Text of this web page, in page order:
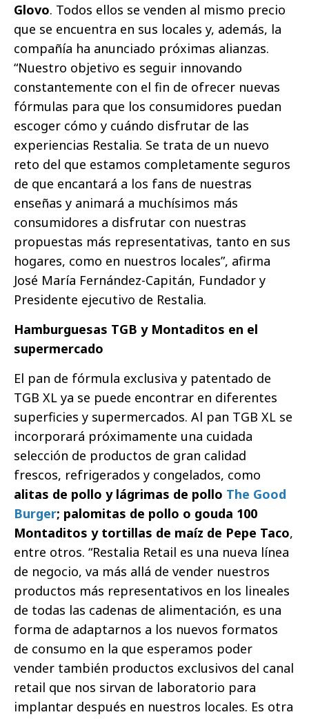
Glovo. Todos ellos se venden al mismo precio
que se encuentra en sus locales y, además, la
compañía ha anunciado próximas alianzas.
“Nuestro objetivo es seguir innovando
constantemente con el fin de ofrecer nuevas
fórmulas para que los consumidores puedan
escoger cómo y cuándo disfrutar de las
experiencias Restalia. Se trata de un nuevo
reto del que estamos completamente seguros
de que encantará a los fans de nuestras
enseñas y animará a muchísimos más
consumidores a disfrutar con nuestras
propuestas más representativas, tanto en sus
hogares, como en nuestros locales”, afirma
José María Fernández-Capitán, Fundador y
Presidente ejecutivo de Restalia.
Hamburguesas TGB y Montaditos en el
supermercado
El pan de fórmula exclusiva y patentado de
TGB XL ya se puede encontrar en diferentes
superficies y supermercados. Al pan TGB XL se
incorporará próximamente una cuidada
selección de productos de gran calidad
frescos, refrigerados y congelados, como
alitas de pollo y lágrimas de pollo The Good
Burger; palomitas de pollo o gouda 100
Montaditos y tortillas de maíz de Pepe Taco,
entre otros. “Restalia Retail es una nueva línea
de negocio, va más allá de vender nuestros
productos más representativos en los lineales
de todas las cadenas de alimentación, es una
forma de adaptarnos a los nuevos formatos
de consumo en la que esperamos poder
vender también productos exclusivos del canal
retail que nos sirvan de laboratorio para
implantar después en nuestros locales. Es otra